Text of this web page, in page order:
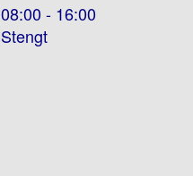
08:00 - 16:00
Stengt